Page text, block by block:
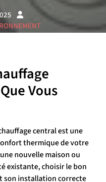
Vous
central est une
thermique de votre
nouvelle maison ou
existante, choisir le bon
son installation correcte